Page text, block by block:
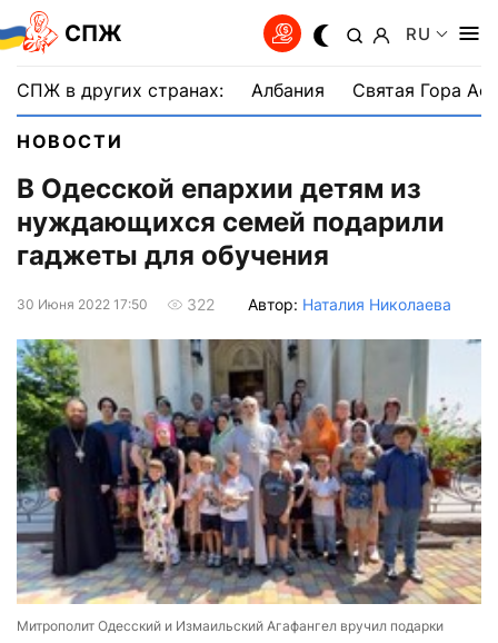
СПЖ RU
СПЖ в других странах: Албания Святая Гора
НОВОСТИ
В Одесской епархии детям из
нуждающихся семей подарили
гаджеты для обучения
30 Июня 2022 17:50 322 Автор: Наталия Николаева
Митрополит Одесский и Измаильский Агафангел вручил подарки